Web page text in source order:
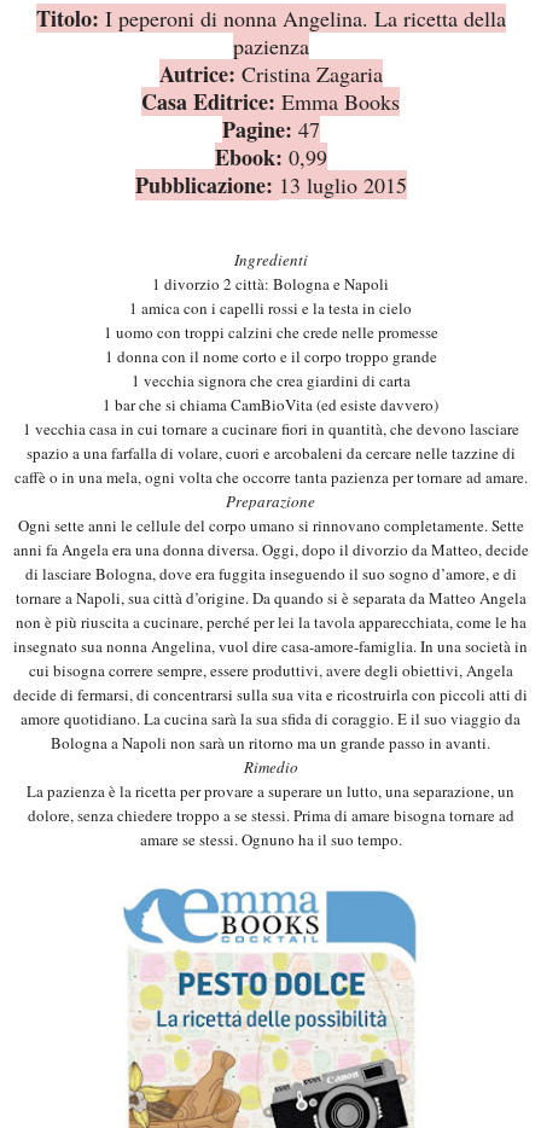
Titolo: I peperoni di nonna Angelina. La ricetta della
pazienza
Autrice: Cristina Zagaria
Casa Editrice: Emma Books
Pagine: 47
Ebook: 0,99
Pubblicazione: 13 luglio 2015
Ingredienti
1 divorzio 2 città: Bologna e Napoli
1 amica con i capelli rossi e la testa in cielo
1 uomo con troppi calzini che crede nelle promesse
1 donna con il nome corto e il corpo troppo grande
1 vecchia signora che crea giardini di carta
1 bar che si chiama CamBioVita (ed esiste davvero)
1 vecchia casa in cui tornare a cucinare fiori in quantità, che devono lasciare
spazio a una farfalla di volare, cuori e arcobaleni da cercare nelle tazzine di
caffè o in una mela, ogni volta che occorre tanta pazienza per tornare ad amare.
Preparazione
Ogni sette anni le cellule del corpo umano si rinnovano completamente. Sette
anni fa Angela era una donna diversa. Oggi, dopo il divorzio da Matteo, decide
di lasciare Bologna, dove era fuggita inseguendo il suo sogno d’amore, e di
tornare a Napoli, sua città d’origine. Da quando si è separata da Matteo Angela
non è più riuscita a cucinare, perché per lei la tavola apparecchiata, come le ha
insegnato sua nonna Angelina, vuol dire casa-amore-famiglia. In una società in
cui bisogna correre sempre, essere produttivi, avere degli obiettivi, Angela
decide di fermarsi, di concentrarsi sulla sua vita e ricostruirla con piccoli atti di
amore quotidiano. La cucina sarà la sua sfida di coraggio. E il suo viaggio da
Bologna a Napoli non sarà un ritorno ma un grande passo in avanti.
Rimedio
La pazienza è la ricetta per provare a superare un lutto, una separazione, un
dolore, senza chiedere troppo a se stessi. Prima di amare bisogna tornare ad
amare se stessi. Ognuno ha il suo tempo.